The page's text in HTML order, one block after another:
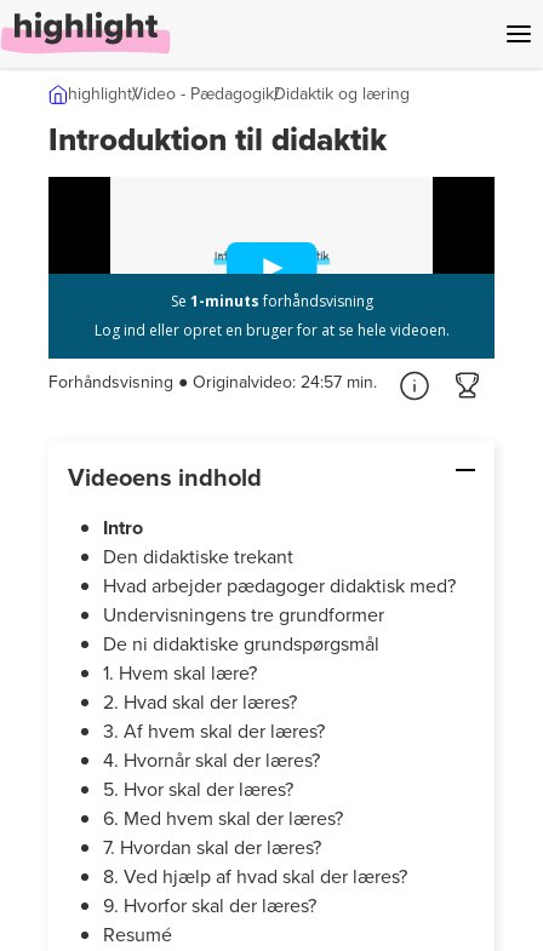
highlightVideo - PædagogikDidaktik og læring
Introduktion til didaktik
Forhåndsvisning ● Originalvideo:24:57 min.
Videoens indhold
Intro
Den didaktiske trekant
Hvad arbejder pædagoger didaktisk med?
Undervisningens tre grundformer
De ni didaktiske grundspørgsmål
1. Hvem skal lære?
2. Hvad skal der læres?
3. Af hvem skal der læres?
4. Hvornår skal der læres?
5. Hvor skal der læres?
6. Med hvem skal der læres?
7. Hvordan skal der læres?
8. Ved hjælp af hvad skal der læres?
9. Hvorfor skal der læres?
Resumé